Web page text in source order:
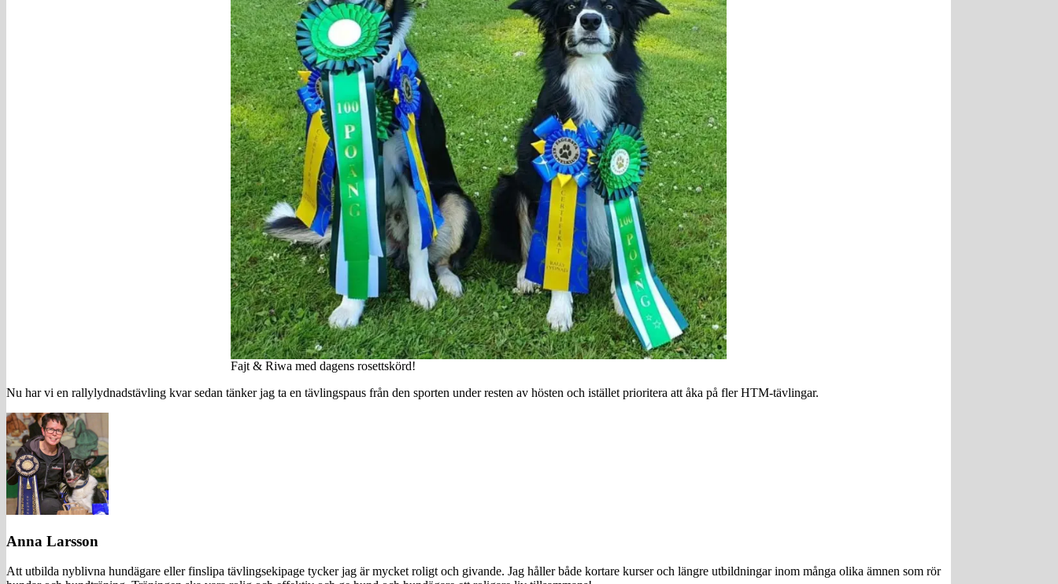
Fajt & Riwa med dagens rosettskörd!
Nu har vi en rallylydnadstävling kvar sedan tänker jag ta en tävlingspaus från den sporten under resten av hösten och istället prioritera att åka på fler HTM-tävlingar.
Anna Larsson
Att utbilda nyblivna hundägare eller finslipa tävlingsekipage tycker jag är mycket roligt och givande. Jag håller både kortare kurser och längre utbildningar inom många olika ämnen som rör